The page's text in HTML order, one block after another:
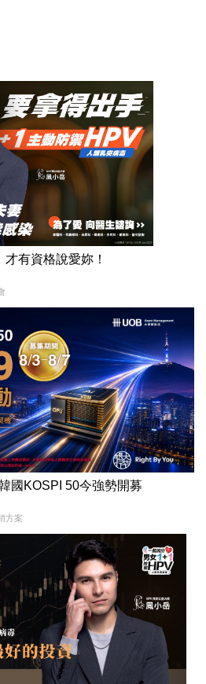
有資格說愛妳！
國KOSPI 50今強勢開募
方案